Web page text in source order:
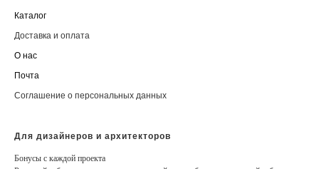
Каталог
Доставка и оплата
О нас
Почта
Соглашение о персональных данных
Для дизайнеров и архитекторов
Бонусы с каждой проекта